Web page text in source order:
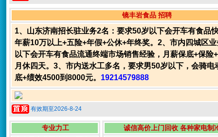
镜丰岩食品 招聘
1、山东济南招长驻业务2名：要求50岁以下会开车有食品
年薪10万以上+五险+年假+公休+年终奖。2、市内四城区
以下会开车有食品流通终端市场销售经验，月薪保底+保险
月休四天。3、市内送水工多名，要求男50岁以下，会骑电
底+绩效4500到8000元。 19214579888
有效期至2026-8-24
专业力工
诚信高价上门回收 各种家电制